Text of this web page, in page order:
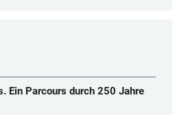
Ein Parcours durch 250 Jahre